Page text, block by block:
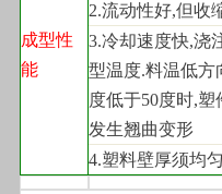
成型性
能
2.流动性好,但收
3.冷却速度快,浇
型温度.料温低方
度低于50度时,
发生翘曲变形
4.塑料壁厚须均